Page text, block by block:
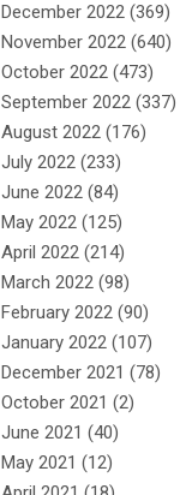
December 2022 (369)
November 2022 (640)
October 2022 (473)
September 2022 (337)
August 2022 (176)
July 2022 (233)
June 2022 (84)
May 2022 (125)
April 2022 (214)
March 2022 (98)
February 2022 (90)
January 2022 (107)
December 2021 (78)
October 2021 (2)
June 2021 (40)
May 2021 (12)